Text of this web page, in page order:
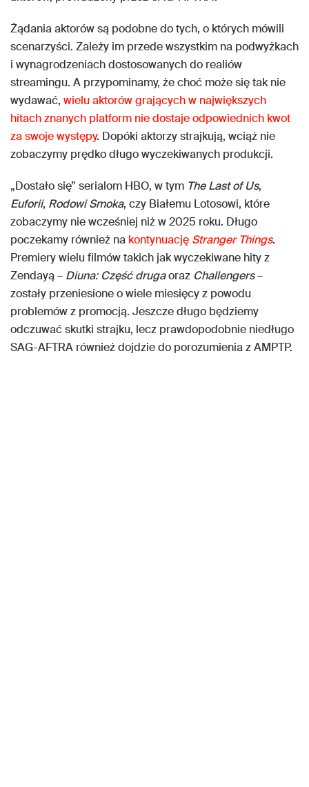
Żądania aktorów są podobne do tych, o których mówili
scenarzyści. Zależy im przede wszystkim na podwyżkach
i wynagrodzeniach dostosowanych do realiów
streamingu. A przypominamy, że choć może się tak nie
wydawać, wielu aktorów grających w największych
hitach znanych platform nie dostaje odpowiednich kwot
za swoje występy. Dopóki aktorzy strajkują, wciąż nie
zobaczymy prędko długo wyczekiwanych produkcji.
„Dostało się” serialom HBO, w tym The Last of Us,
Euforii, Rodowi Smoka, czy Białemu Lotosowi, które
zobaczymy nie wcześniej niż w 2025 roku. Długo
poczekamy również na kontynuację Stranger Things.
Premiery wielu filmów takich jak wyczekiwane hity z
Zendayą – Diuna: Część drugaoraz Challengers–
zostały przeniesione o wiele miesięcy z powodu
problemów z promocją. Jeszcze długo będziemy
odczuwać skutki strajku, lecz prawdopodobnie niedługo
SAG-AFTRA również dojdzie do porozumienia z AMPTP.